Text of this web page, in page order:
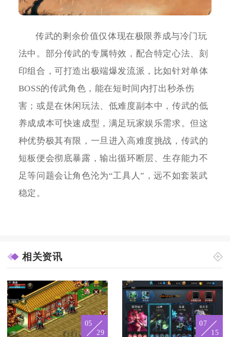
传武的剩余价值仅体现在极限养成与冷门玩
法中。部分传武的专属特效，配合特定心法、刻
印组合，可打造出极端爆发流派，比如针对单体
BOSS的传武角色，能在短时间内打出秒杀伤
害；或是在休闲玩法、低难度副本中，传武的低
养成成本可快速成型，满足玩家娱乐需求。但这
种优势极其有限，一旦进入高难度挑战，传武的
短板便会彻底暴露，输出循环断层、生存能力不
足等问题会让角色沦为“工具人”，远不如套装武
稳定。
相关资讯
05
29
07
15